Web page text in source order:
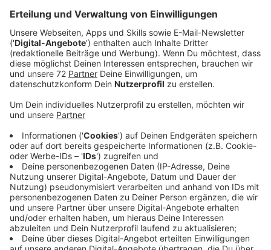
Veröffentlicht: Dienstag, 02.03.2021 05:55
Anzeige
Münsters Oberbürgermeister Markus Lewe (CDU) und
seine Amtskollegen aus Tübingen (Boris Palmer, Grüne)
und Rostock (Claus Ruhe Madsen, parteilos) fordern
mehr Verantwortung. Jetzt schlage die Stunde der
Kommunen, heißt es in einer gemeinsamen Erklärung
vor der Bund/Länder-Runde morgen. Mit Schnelltests,
neuen Apps zur Kontaktnachverfolgung und lokale
Corona-Ampeln sollten sichere Teilöffnungen in
Gastronomie und Handel möglich werden. Dank Apps
wie Luca sei die direkte Kontaktverfolgung und